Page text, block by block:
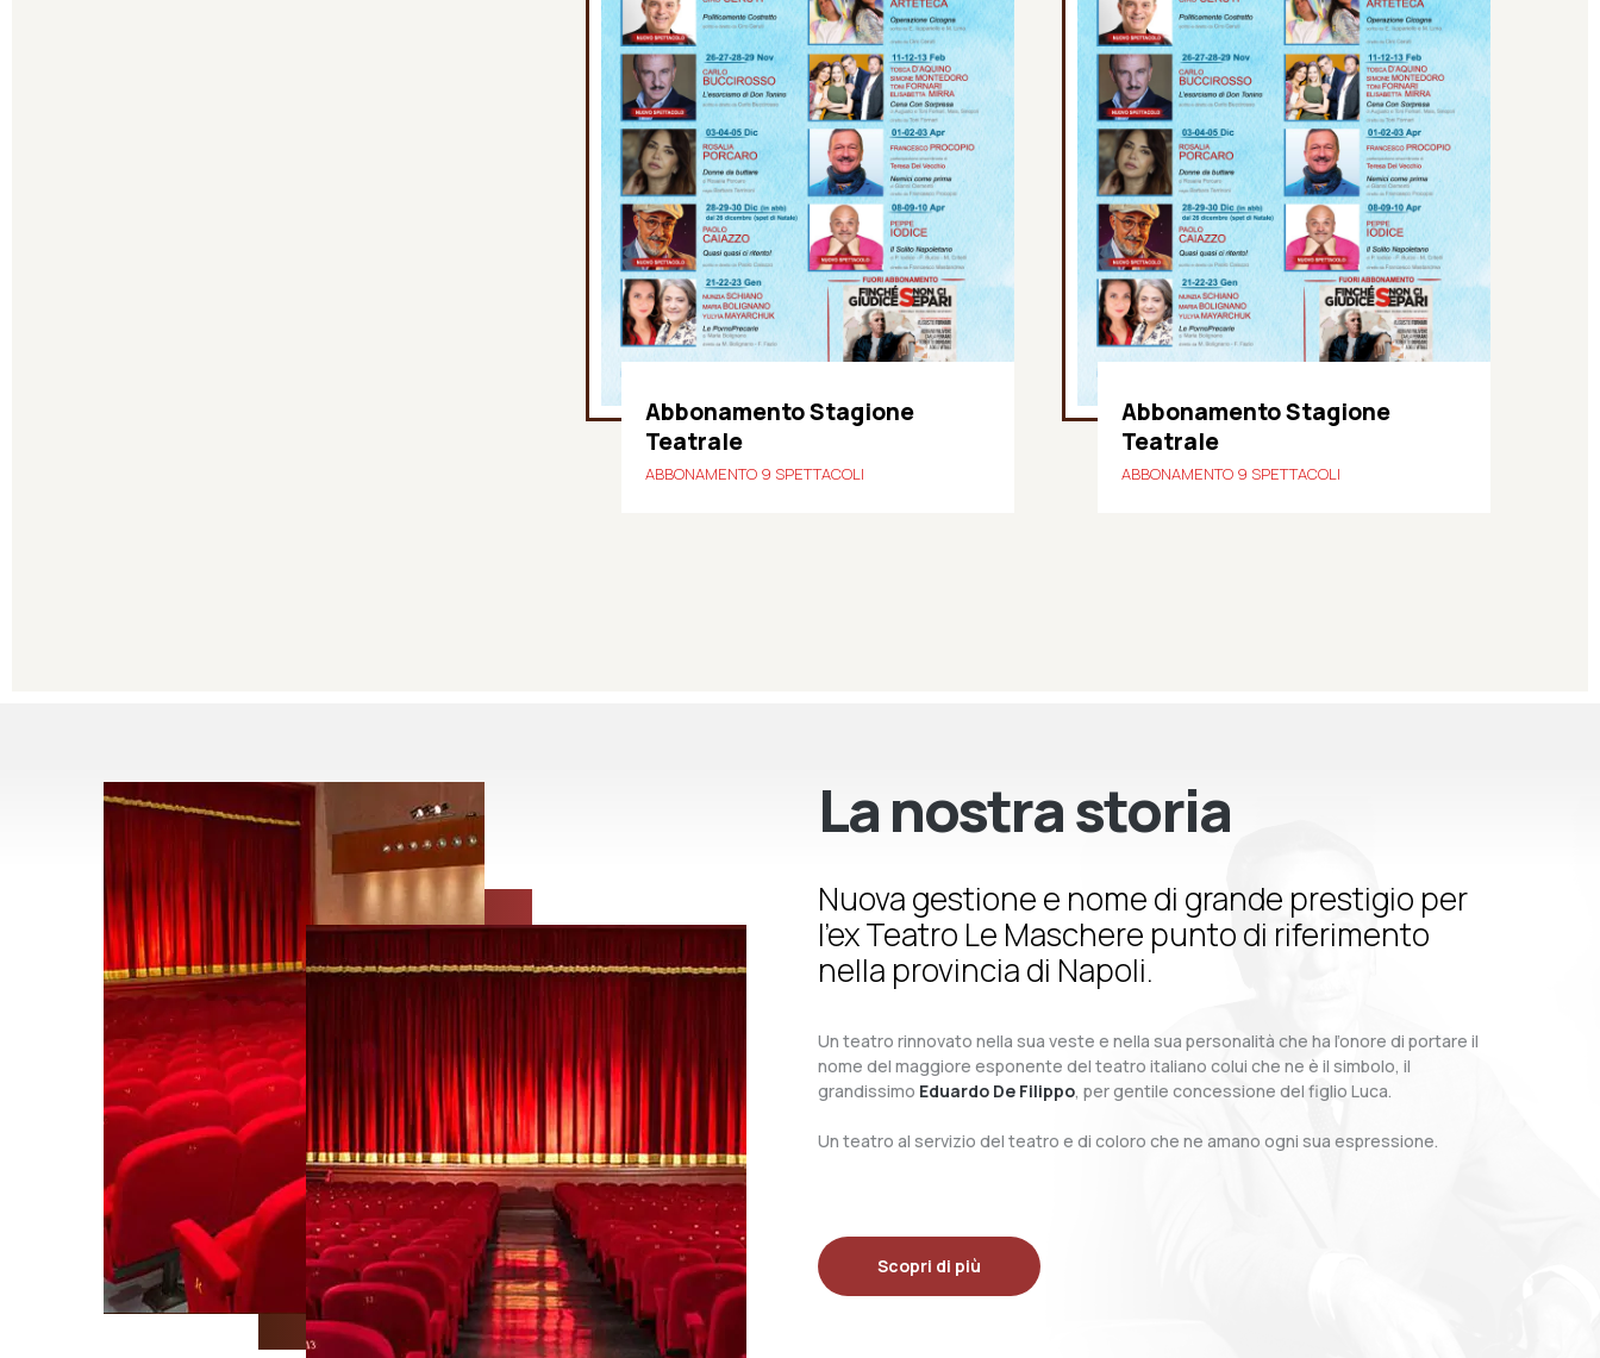
Abbonamento Stagione
Teatrale
ABBONAMENTO 9 SPETTACOLI
Abbonamento Stagione
Teatrale
ABBONAMENTO 9 SPETTACOLI
La nostra storia
Nuova gestione e nome di grande prestigio per
l’ex Teatro Le Maschere punto di riferimento
nella provincia di Napoli.
Un teatro rinnovato nella sua veste e nella sua personalità che ha l’onore di portare il
nome del maggiore esponente del teatro italiano colui che ne è il simbolo, il
grandissimo Eduardo De Filippo, per gentile concessione del figlio Luca.
Un teatro al servizio del teatro e di coloro che ne amano ogni sua espressione.
Scopri di più